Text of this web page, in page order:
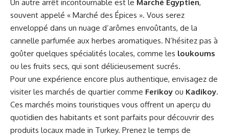
Un autre arrêt incontournable est le Marché Égyptien,
souvent appelé « Marché des Épices ». Vous serez
enveloppé dans un nuage d’arômes envoûtants, de la
cannelle parfumée aux herbes aromatiques. N’hésitez pas à
goûter quelques spécialités locales, comme les loukoums
ou les fruits secs, qui sont délicieusement sucrés.
Pour une expérience encore plus authentique, envisagez de
visiter les marchés de quartier comme Ferikoy ou Kadikoy.
Ces marchés moins touristiques vous offrent un aperçu du
quotidien des habitants et sont parfaits pour découvrir des
produits locaux made in Turkey. Prenez le temps de